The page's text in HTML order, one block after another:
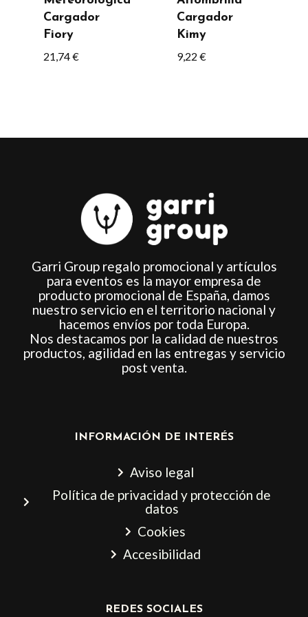
Cargador
Fiory
21,74€
Cargador
Kimy
9,22 €
pueden
elegir
Garri Group regalo promocional y artículos
para eventos es la mayor empresa de
producto promocional de España, damos
nuestro servicio en el territorio nacional y
hacemos envíos por toda Europa.
Nos destacamos por la calidad de nuestros
productos, agilidad en las entregas y servicio
post venta.
INFORMACIÓN DE INTERÉS
Aviso legal
Política de privacidad y protección de
datos
Cookies
Accesibilidad
REDES SOCIALES